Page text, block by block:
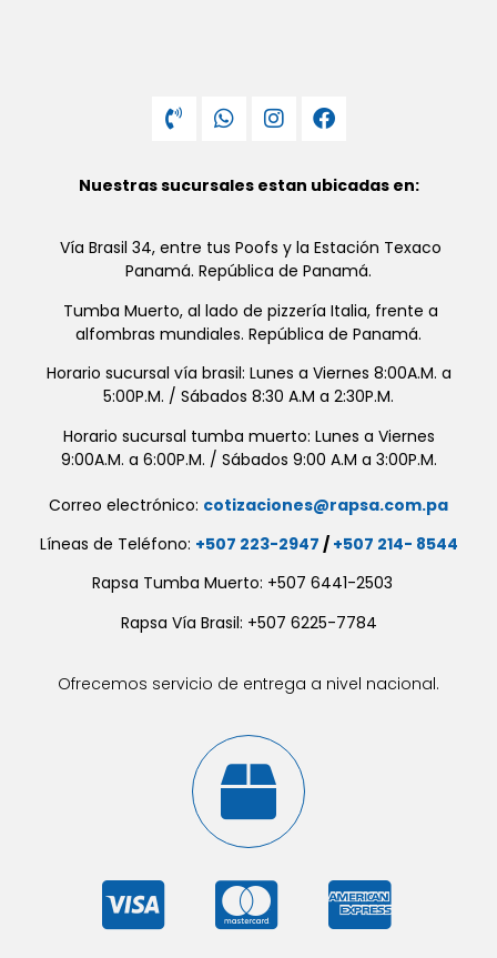
Nuestras sucursales estan ubicadas en:
Vía Brasil 34, entre tus Poofs y la Estación Texaco
Panamá. República de Panamá.
Tumba Muerto, al lado de pizzería Italia, frente a
alfombras mundiales. República de Panamá.
Horario sucursal vía brasil: Lunes a Viernes 8:00A.M. a
5:00P.M. / Sábados 8:30 A.M a 2:30P.M.
Horario sucursal tumba muerto: Lunes a Viernes
9:00A.M. a 6:00P.M. / Sábados 9:00 A.M a 3:00P.M.
Correo electrónico: cotizaciones@rapsa.com.pa
Líneas de Teléfono: +507 223-2947 / +507 214- 8544
Rapsa Tumba Muerto: +507 6441-2503
Rapsa Vía Brasil: +507 6225-7784
Ofrecemos servicio de entrega a nivel nacional.